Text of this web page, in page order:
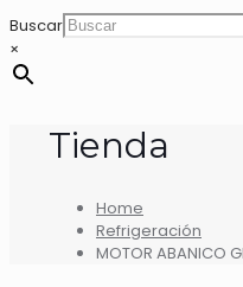
Buscar
×
Tienda
Home
Refrigeración
MOTOR ABANICO